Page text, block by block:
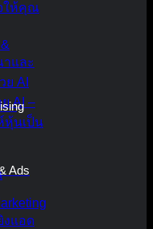
ให้คุณ
และ
AI
AI –
หุ้นเป็น
งแอด
Ads